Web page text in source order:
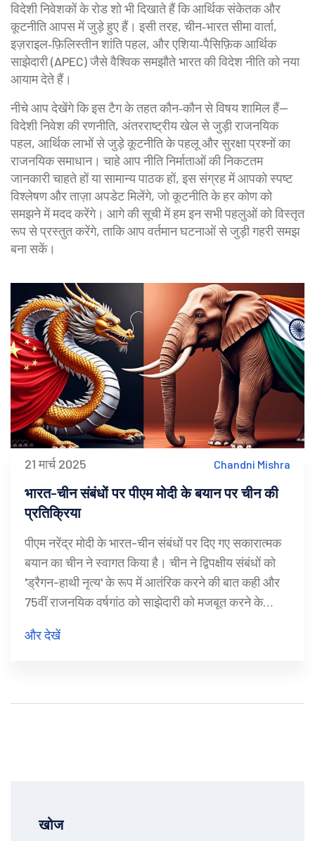
विदेशी निवेशकों के रोड शो भी दिखाते हैं कि आर्थिक संकेतक और
कूटनीति आपस में जुड़े हुए हैं। इसी तरह, चीन‑भारत सीमा वार्ता,
इज़राइल‑फ़िलिस्तीन शांति पहल, और एशिया‑पैसिफ़िक आर्थिक
साझेदारी (APEC) जैसे वैश्विक समझौते भारत की विदेश नीति को नया
आयाम देते हैं।
नीचे आप देखेंगे कि इस टैग के तहत कौन‑कौन से विषय शामिल हैं—
विदेशी निवेश की रणनीति, अंतरराष्ट्रीय खेल से जुड़ी राजनयिक
पहल, आर्थिक लाभों से जुड़े कूटनीति के पहलू और सुरक्षा प्रश्नों का
राजनयिक समाधान। चाहे आप नीति निर्माताओं की निकटतम
जानकारी चाहते हों या सामान्य पाठक हों, इस संग्रह में आपको स्पष्ट
विश्लेषण और ताज़ा अपडेट मिलेंगे, जो कूटनीति के हर कोण को
समझने में मदद करेंगे। आगे की सूची में हम इन सभी पहलुओं को विस्तृत
रूप से प्रस्तुत करेंगे, ताकि आप वर्तमान घटनाओं से जुड़ी गहरी समझ
बना सकें।
21 मार्च 2025 Chandni Mishra
भारत-चीन संबंधों पर पीएम मोदी के बयान पर चीन की
प्रतिक्रिया
पीएम नरेंद्र मोदी के भारत-चीन संबंधों पर दिए गए सकारात्मक
बयान का चीन ने स्वागत किया है। चीन ने द्विपक्षीय संबंधों को
'ड्रैगन-हाथी नृत्य' के रूप में आतंरिक करने की बात कही और
75वीं राजनयिक वर्षगांठ को साझेदारी को मजबूत करने के
राष्ट्रपति शी जिंपिंग से भी मुलाकात की थी।
और देखें
खोज